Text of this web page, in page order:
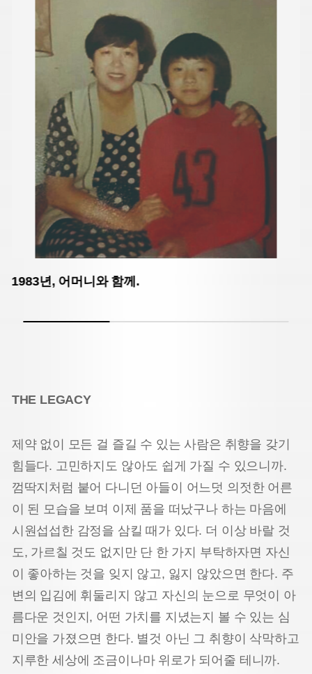
1983년, 어머니와 함께.
THE LEGACY
제약 없이 모든 걸 즐길 수 있는 사람은 취향을 갖기
힘들다. 고민하지도 않아도 쉽게 가질 수 있으니까.
껌딱지처럼 붙어 다니던 아들이 어느덧 의젓한 어른
이 된 모습을 보며 이제 품을 떠났구나 하는 마음에
시원섭섭한 감정을 삼킬 때가 있다. 더 이상 바랄 것
도, 가르칠 것도 없지만 단 한 가지 부탁하자면 자신
이 좋아하는 것을 잊지 않고, 잃지 않았으면 한다. 주
변의 입김에 휘둘리지 않고 자신의 눈으로 무엇이 아
름다운 것인지, 어떤 가치를 지녔는지 볼 수 있는 심
미안을 가졌으면 한다. 별것 아닌 그 취향이 삭막하고
지루한 세상에 조금이나마 위로가 되어줄 테니까.